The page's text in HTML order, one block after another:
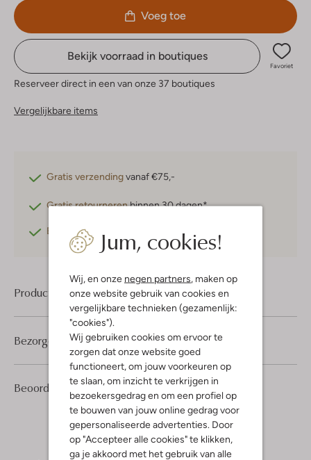
Jum, cookies!
Wij, en onze negen partners, maken op
onze website gebruik van cookies en
vergelijkbare technieken (gezamenlijk:
"cookies").
Wij gebruiken cookies om ervoor te
zorgen dat onze website goed
functioneert, om jouw voorkeuren op
te slaan, om inzicht te verkrijgen in
bezoekersgedrag en om een profiel op
te bouwen van jouw online gedrag voor
gepersonaliseerde advertenties. Door
op "Accepteer alle cookies" te klikken,
ga je akkoord met het gebruik van alle
Voeg toe
Bekijk voorraad in boutiques
Favoriet
Reserveer direct in een van onze 37 boutiques
Vergelijkbare items
Gratis verzendingvanaf €75,-
Gratis retournerenbinnen 30 dagen*
Betaal achteraf
Product informatie
Beoordelingen (4) 4/5
4
4
Sterren
Bezorgen & retourneren